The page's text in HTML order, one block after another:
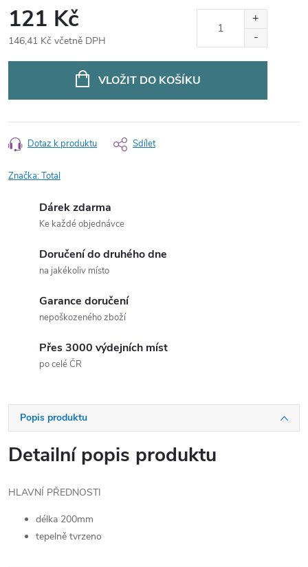
121 Kč
146,41 Kč včetně DPH
VLOŽIT DO KOŠÍKU
Dotaz k produktu Sdílet
Značka:Total
Dárek zdarma
Ke každé objednávce
Doručení do druhého dne
na jakékoliv místo
Garance doručení
nepoškozeného zboží
Přes 3000 výdejních míst
po celé ČR
Popis produktu
Detailní popis produktu
HLAVNÍ PŘEDNOSTI
délka 200mm
tepelně tvrzeno